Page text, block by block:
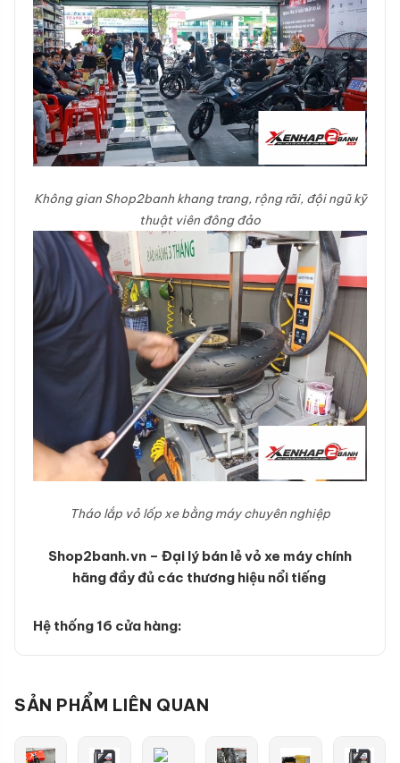
Không gian Shop2banh khang trang, rộng rãi, đội ngũ kỹ
thuật viên đông đảo
Tháo lắp vỏ lốp xe bằng máy chuyên nghiệp
Shop2banh.vn – Đại lý bán lẻ vỏ xe máy chính
hãng đầy đủ các thương hiệu nổi tiếng
Hệ thống 16 cửa hàng:
SẢN PHẨM LIÊN QUAN